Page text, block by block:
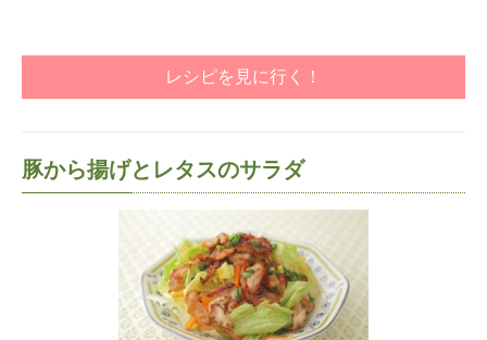
レシピを見に行く！
豚から揚げとレタスのサラダ